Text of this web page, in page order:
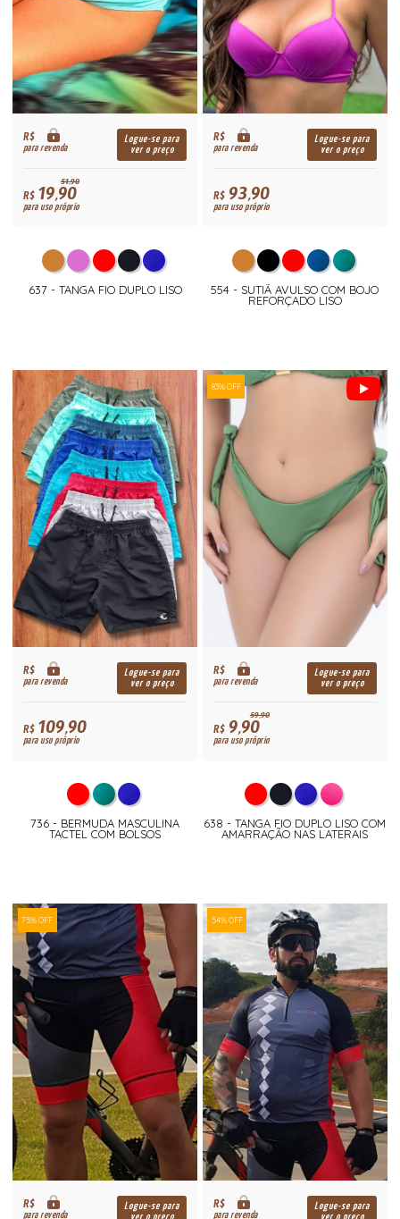
R$
para revenda
Logue-se para
ver o preço
51,90
R$19,90
para uso próprio
637 - TANGA FIO DUPLO LISO
R$
para revenda
Logue-se para
ver o preço
R$93,90
para uso próprio
554 - SUTIÃ AVULSO COM BOJO
REFORÇADO LISO
R$
para revenda
Logue-se para
ver o preço
R$109,90
para uso próprio
736 - BERMUDA MASCULINA
TACTEL COM BOLSOS
83% OFF
R$
para revenda
Logue-se para
ver o preço
59,90
R$9,90
para uso próprio
638 - TANGA FIO DUPLO LISO COM
AMARRAÇÃO NAS LATERAIS
75% OFF
R$
para revenda
Logue-se para
ver o preço
54% OFF
R$
para revenda
Logue-se para
ver o preço